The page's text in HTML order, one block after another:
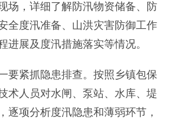
场，详细了解防汛物资储备、防
全度汛准备、山洪灾害防御工作
进展及度汛措施落实等情况。
紧抓隐患排查。按照乡镇包保
术人员对水闸、泵站、水库、堤
逐项分析度汛隐患和薄弱环节，